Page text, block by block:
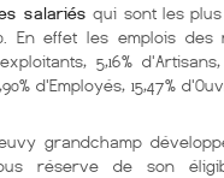
salariés qui sont les
En effet les emplois des
5,16%
d'Employés, 15,47%
grandchamp
réserve de son